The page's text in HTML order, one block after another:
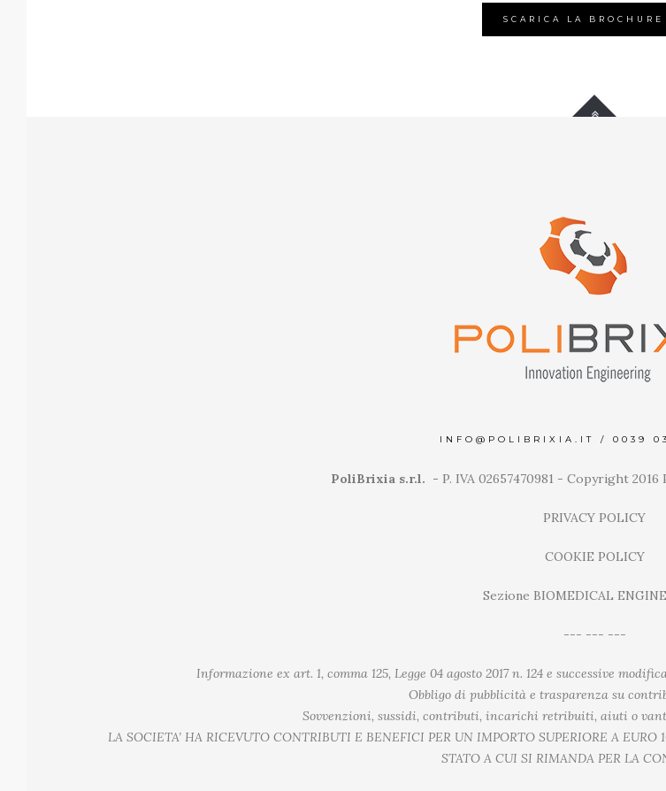
SCARICA LA BROCHURE
INFO@POLIBRIXIA.IT / 0039
PoliBrixia s.r.l. - P. IVA 02657470981 - Copyright
PRIVACY POLICY
COOKIE POLICY
Sezione BIOMEDICAL
--- --- ---
Informazione ex art. 1, comma 125, Legge 04 agosto 2017 n. 124 e successive
Obbligo di pubblicità e trasparenza su
Sovvenzioni, sussidi, contributi, incarichi retribuiti, aiuti o
LA SOCIETA’ HA RICEVUTO CONTRIBUTI E BENEFICI PER UN IMPORTO SUPERIORE A
STATO A CUI SI RIMANDA PER LA